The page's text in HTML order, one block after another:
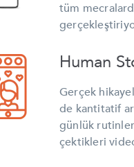
tüm
Human
Gerçek
de kantitatif
günlük
çektikleri